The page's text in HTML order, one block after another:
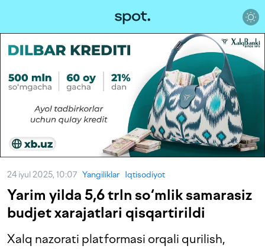
24 iyul 2025, 10:07 Yangiliklar Iqtisodiyot
Yarim yilda 5,6 trln so‘mlik samarasiz
budjet xarajatlari qisqartirildi
Xalq nazorati platformasi orqali qurilish,